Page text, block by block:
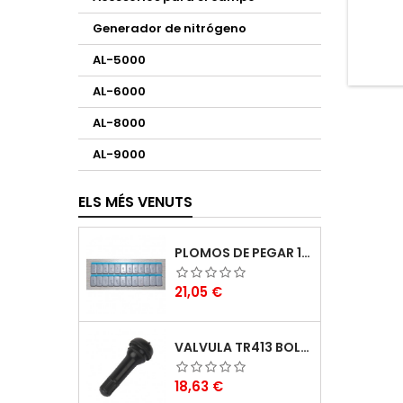
Generador de nitrógeno
AL-5000
AL-6000
AL-8000
AL-9000
ELS MÉS VENUTS
PLOMOS DE PEGAR 12UND. 5G 100PCS/CAJA
Preu
21,05 €
VALVULA TR413 BOLSA DE 100PCS
Preu
18,63 €